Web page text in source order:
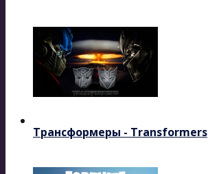
Трансформеры - Transformers